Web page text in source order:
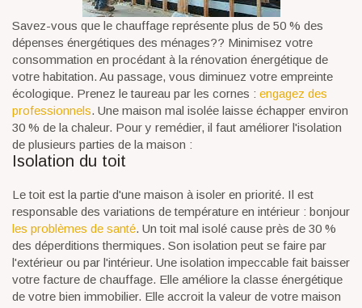
Savez-vous que le chauffage représente plus de 50 % des
dépenses énergétiques des ménages?? Minimisez votre
consommation en procédant à la rénovation énergétique de
votre habitation. Au passage, vous diminuez votre empreinte
écologique. Prenez le taureau par les cornes : engagez des
professionnels. Une maison mal isolée laisse échapper environ
30 % de la chaleur. Pour y remédier, il faut améliorer l'isolation
de plusieurs parties de la maison :
Isolation du toit
Le toit est la partie d'une maison à isoler en priorité. Il est
responsable des variations de température en intérieur : bonjour
les problèmes de santé. Un toit mal isolé cause près de 30 %
des déperditions thermiques. Son isolation peut se faire par
l'extérieur ou par l'intérieur. Une isolation impeccable fait baisser
votre facture de chauffage. Elle améliore la classe énergétique
de votre bien immobilier. Elle accroit la valeur de votre maison